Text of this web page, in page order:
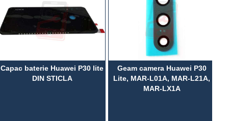
Capac baterie Huawei P30 lite
DIN STICLA
Geam camera Huawei P30
Lite, MAR-L01A, MAR-L21A,
MAR-LX1A